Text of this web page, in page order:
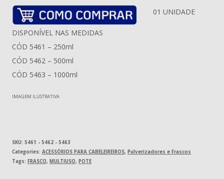
01 UNIDADE
DISPONÍVEL NAS MEDIDAS
CÓD 5461 – 250ml
CÓD 5462 – 500ml
CÓD 5463 – 1000ml
IMAGEM ILUSTRATIVA
SKU: 5461 - 5462 - 5463
Categories: ACESSÓRIOS PARA CABELEIREIROS, Pulverizadores e Frascos
Tags: FRASCO, MULTIUSO, POTE